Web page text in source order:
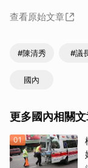
查看原始文章
#陳清秀 #議
國內
更多國內相關
01